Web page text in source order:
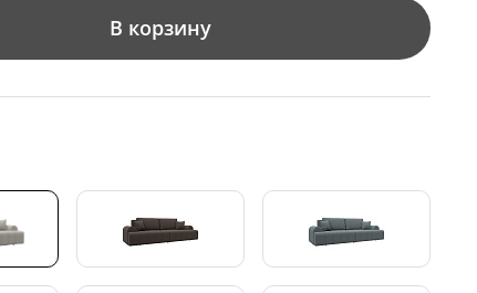
В корзину